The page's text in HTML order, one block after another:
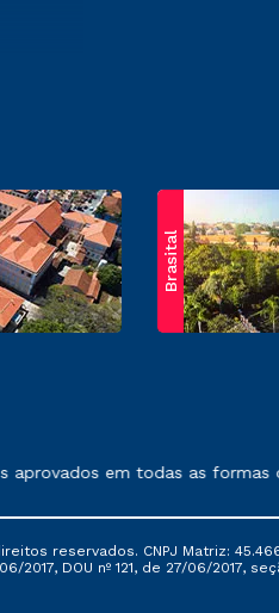
Brasital
de serviços.em todas as formas
reservados. CNPJ Matriz:
DOU nº 121, de 27/06/2017,